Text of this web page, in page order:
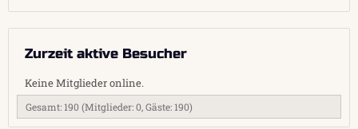
Zurzeit aktive Besucher
Keine Mitglieder online.
Gesamt: 190 (Mitglieder: 0, Gäste: 190)